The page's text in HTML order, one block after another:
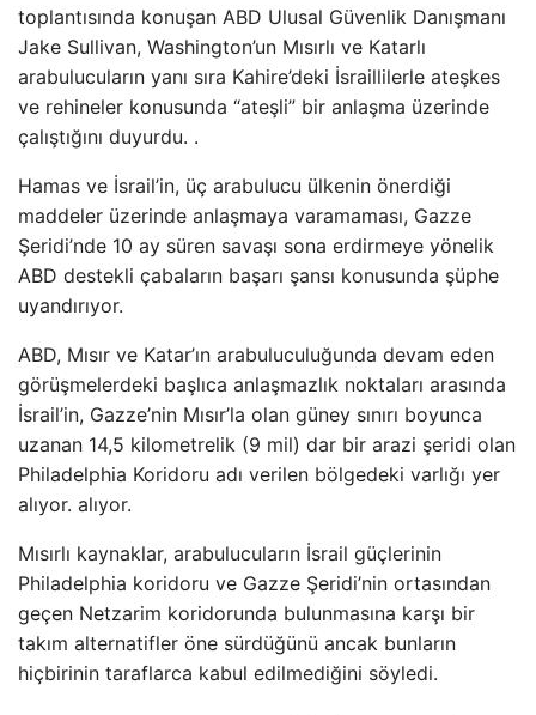
toplantısında konuşan ABD Ulusal Güvenlik Danışmanı
Jake Sullivan, Washington’un Mısırlı ve Katarlı
arabulucuların yanı sıra Kahire’deki İsraillilerle ateşkes
ve rehineler konusunda “ateşli” bir anlaşma üzerinde
çalıştığını duyurdu. .
Hamas ve İsrail’in, üç arabulucu ülkenin önerdiği
maddeler üzerinde anlaşmaya varamaması, Gazze
Şeridi’nde 10 ay süren savaşı sona erdirmeye yönelik
ABD destekli çabaların başarı şansı konusunda şüphe
uyandırıyor.
ABD, Mısır ve Katar’ın arabuluculuğunda devam eden
görüşmelerdeki başlıca anlaşmazlık noktaları arasında
İsrail’in, Gazze’nin Mısır’la olan güney sınırı boyunca
uzanan 14,5 kilometrelik (9 mil) dar bir arazi şeridi olan
Philadelphia Koridoru adı verilen bölgedeki varlığı yer
alıyor. alıyor.
Mısırlı kaynaklar, arabulucuların İsrail güçlerinin
Philadelphia koridoru ve Gazze Şeridi’nin ortasından
geçen Netzarim koridorunda bulunmasına karşı bir
takım alternatifler öne sürdüğünü ancak bunların
hiçbirinin taraflarca kabul edilmediğini söyledi.